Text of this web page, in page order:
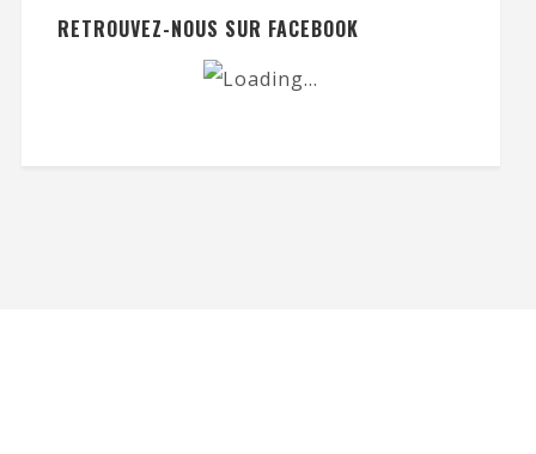
RETROUVEZ-NOUS SUR FACEBOOK